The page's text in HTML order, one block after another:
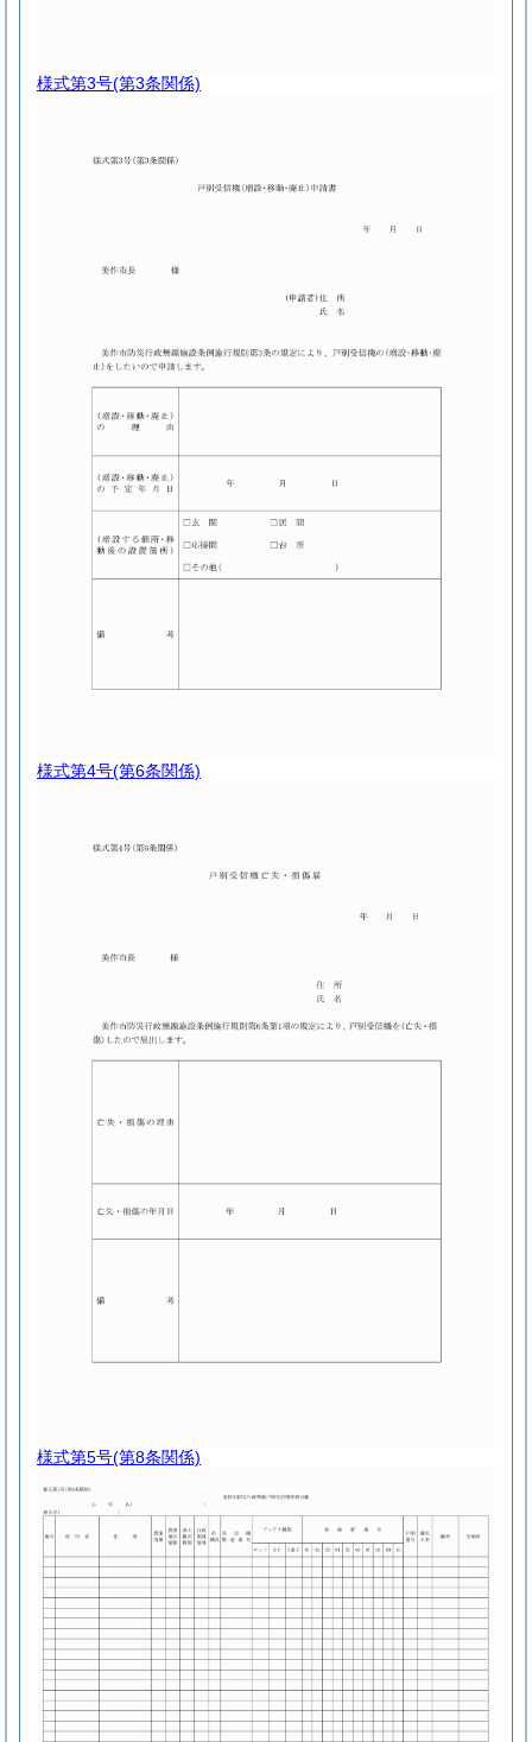
様式第3号(第3条関係)
様式第4号(第6条関係)
様式第5号(第8条関係)